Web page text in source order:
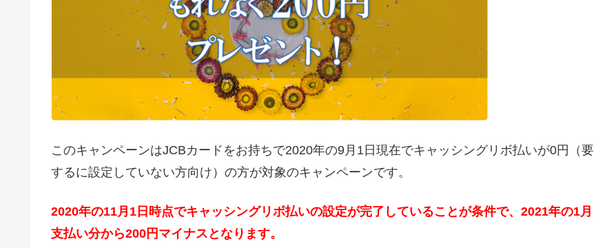
このキャンペーンはJCBカードをお持ちで2020年の9月1日現在でキャッシングリボ払いが0円（要
するに設定していない方向け）の方が対象のキャンペーンです。
2020年の11月1日時点でキャッシングリボ払いの設定が完了していることが条件で、2021年の1月
支払い分から200円マイナスとなります。